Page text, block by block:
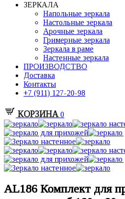
ЗЕРКАЛА
Напольные зеркала
Настольные зеркала
Арочные зеркала
Гримерные зеркала
Зеркала в раме
Настенные зеркала
ПРОИЗВОДСТВО
Доставка
Контакты
+7 (911) 127-20-98
КОРЗИНА 0
AL186 Комплект для